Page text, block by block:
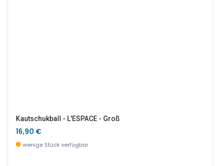
Kautschukball - L'ESPACE - Groß
16,90 €
wenige Stück verfügbar